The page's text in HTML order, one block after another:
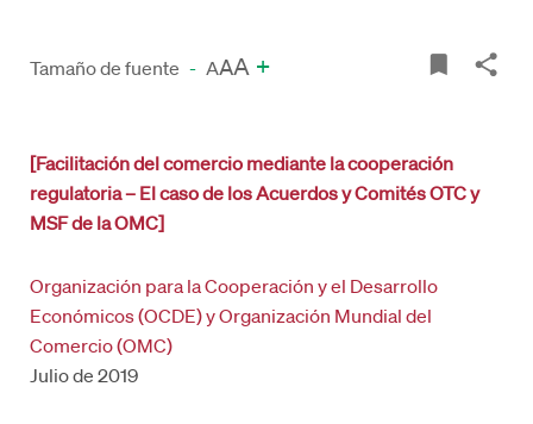
Tamaño de fuente - AAA +
[Facilitación del comercio mediante la cooperación
regulatoria – El caso de los Acuerdos y Comités OTC y
MSF de la OMC]
Organización para la Cooperación y el Desarrollo
Económicos (OCDE) y Organización Mundial del
Comercio (OMC)
Julio de 2019